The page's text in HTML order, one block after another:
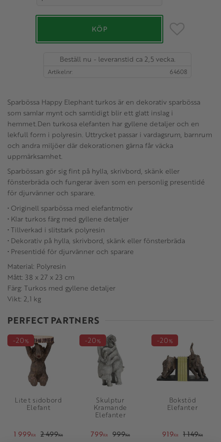
KÖP Lägg till i
Beställ nu - leveranstid ca 2,5 vecka.
Artikelnr 64608
Sparbössa Happy Elephant turkos är en dekorativ sparbössa
som samlar mynt och samtidigt blir ett glatt inslag i
hemmet.Den turkosa elefanten har gyllene detaljer och en
lekfull form i polyresin. Uttrycket passar i vardagsrum, barnrum
och andra miljöer där dekorationen gärna får väcka
uppmärksamhet.
Sparbössan gör sig fint på hylla, skrivbord, skänk eller
fönsterbräda och fungerar även som en personlig presentidé
för djurvänner och sparare.
• Originell sparbössa med elefantmotiv
• Klar turkos färg med gyllene detaljer
• Tillverkad i slitstark polyresin
• Dekorativ på hylla, skrivbord, skänk eller fönsterbräda
• Presentidé för djurvänner och sparare
Material: Polyresin
Mått: 38 x 27 x 23 cm
Färg: Turkos med gyllene detaljer
Vikt: 2,1 kg
PERFECT PARTNERS
Litet sidobord
Elefant
1 999KR 2 499KR
20%
Skulptur
Kramande
Elefanter
799KR 999KR
20%
Bokstöd
Elefanter
919KR 1 149KR
20%